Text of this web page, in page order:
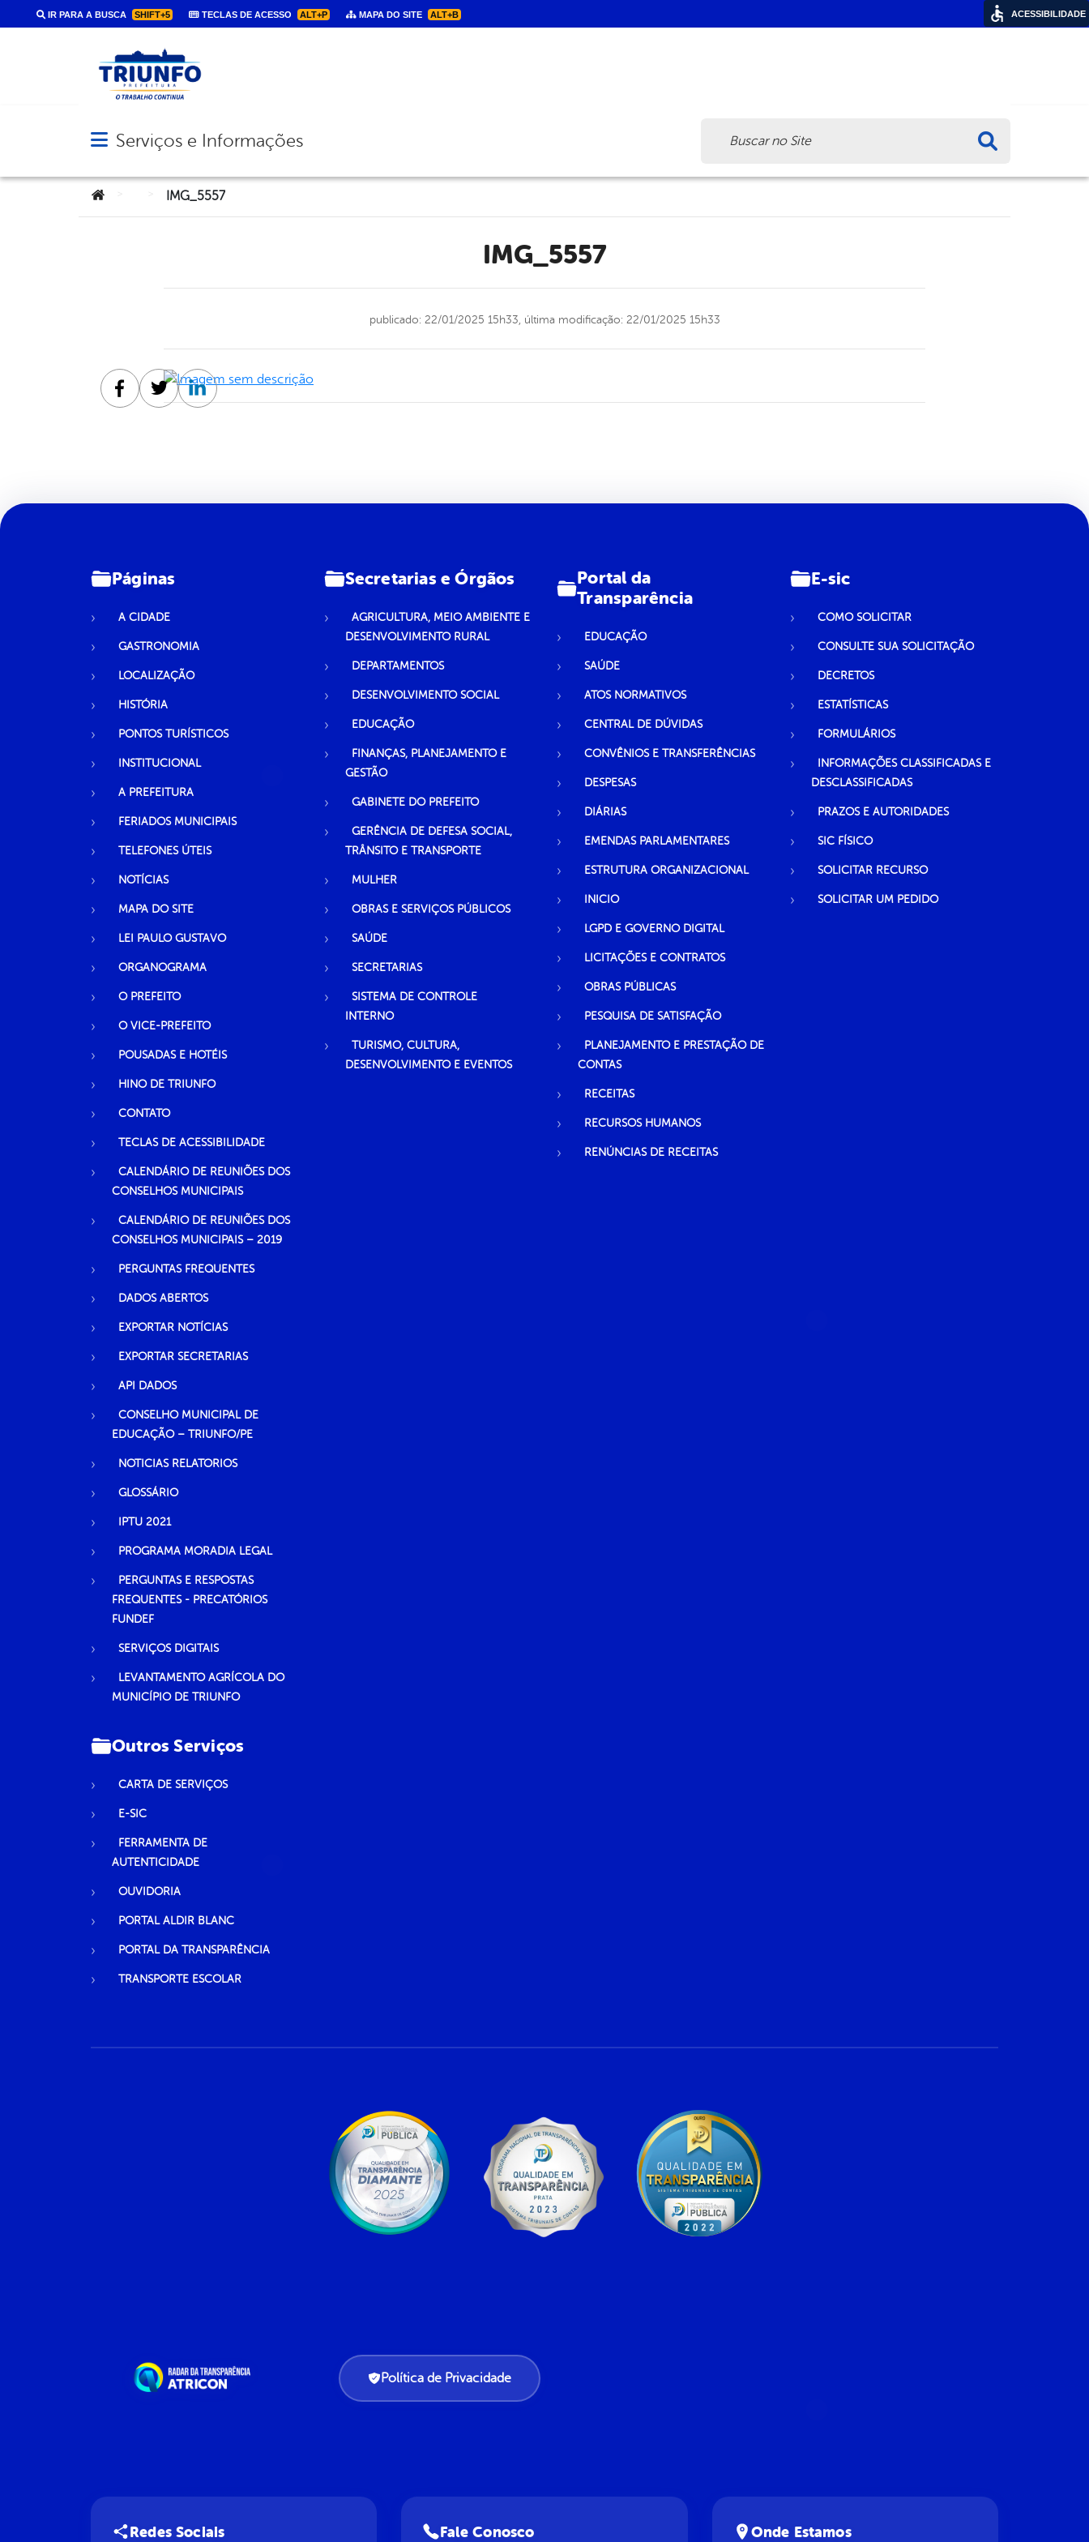
IR PARA A BUSCA SHIFT+5 TECLAS DE ACESSO ALT+P MAPA DO SITE ALT+B
Abrir menu principal de navegação
Serviços e Informações
Você está aqui:IMG_5557
IMG_5557
publicado: 22/01/2025 15h33, última modificação: 22/01/2025 15h33
Facebook
TwitterLinkedin
Páginas
A CIDADE
GASTRONOMIA
LOCALIZAÇÃO
HISTÓRIA
PONTOS TURÍSTICOS
INSTITUCIONAL
A PREFEITURA
FERIADOS MUNICIPAIS
TELEFONES ÚTEIS
NOTÍCIAS
MAPA DO SITE
LEI PAULO GUSTAVO
ORGANOGRAMA
O PREFEITO
O VICE-PREFEITO
POUSADAS E HOTÉIS
HINO DE TRIUNFO
CONTATO
TECLAS DE ACESSIBILIDADE
CALENDÁRIO DE REUNIÕES DOS
CONSELHOS MUNICIPAIS
CALENDÁRIO DE REUNIÕES DOS
CONSELHOS MUNICIPAIS – 2019
PERGUNTAS FREQUENTES
DADOS ABERTOS
EXPORTAR NOTÍCIAS
EXPORTAR SECRETARIAS
API DADOS
CONSELHO MUNICIPAL DE
EDUCAÇÃO – TRIUNFO/PE
NOTICIAS RELATORIOS
GLOSSÁRIO
IPTU 2021
PROGRAMA MORADIA LEGAL
PERGUNTAS E RESPOSTAS
FREQUENTES - PRECATÓRIOS
FUNDEF
SERVIÇOS DIGITAIS
LEVANTAMENTO AGRÍCOLA DO
MUNICÍPIO DE TRIUNFO
Secretarias e Órgãos
AGRICULTURA, MEIO AMBIENTE E
DESENVOLVIMENTO RURAL
DEPARTAMENTOS
DESENVOLVIMENTO SOCIAL
EDUCAÇÃO
FINANÇAS, PLANEJAMENTO E
GESTÃO
GABINETE DO PREFEITO
GERÊNCIA DE DEFESA SOCIAL,
TRÂNSITO E TRANSPORTE
MULHER
OBRAS E SERVIÇOS PÚBLICOS
SAÚDE
SECRETARIAS
SISTEMA DE CONTROLE
INTERNO
TURISMO, CULTURA,
DESENVOLVIMENTO E EVENTOS
Portal da
Transparência
EDUCAÇÃO
SAÚDE
ATOS NORMATIVOS
CENTRAL DE DÚVIDAS
CONVÊNIOS E TRANSFERÊNCIAS
DESPESAS
DIÁRIAS
EMENDAS PARLAMENTARES
ESTRUTURA ORGANIZACIONAL
INICIO
LGPD E GOVERNO DIGITAL
LICITAÇÕES E CONTRATOS
OBRAS PÚBLICAS
PESQUISA DE SATISFAÇÃO
PLANEJAMENTO E PRESTAÇÃO DE
CONTAS
RECEITAS
RECURSOS HUMANOS
RENÚNCIAS DE RECEITAS
E-sic
COMO SOLICITAR
CONSULTE SUA SOLICITAÇÃO
DECRETOS
ESTATÍSTICAS
FORMULÁRIOS
INFORMAÇÕES CLASSIFICADAS E
DESCLASSIFICADAS
PRAZOS E AUTORIDADES
SIC FÍSICO
SOLICITAR RECURSO
SOLICITAR UM PEDIDO
Outros Serviços
CARTA DE SERVIÇOS
E-SIC
FERRAMENTA DE
AUTENTICIDADE
OUVIDORIA
PORTAL ALDIR BLANC
PORTAL DA TRANSPARÊNCIA
TRANSPORTE ESCOLAR
Política de Privacidade
Redes Sociais Fale Conosco Onde Estamos
ACESSIBILIDADE